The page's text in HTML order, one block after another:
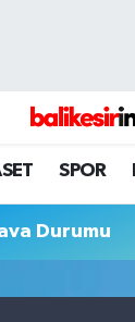
SPOR
Durumu